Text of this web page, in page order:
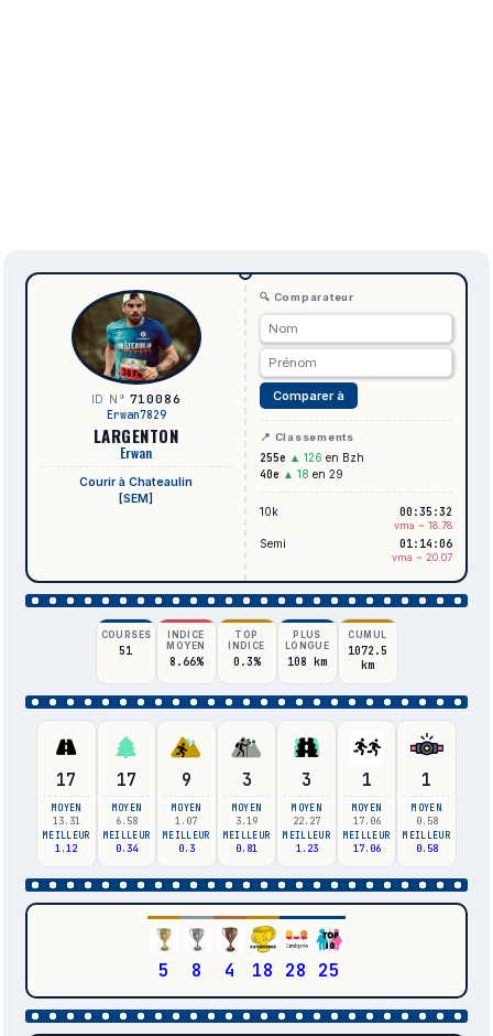
ID N° 710086
Erwan7829
LARGENTON
Erwan
Courir à Chateaulin
[SEM]
🔍 Comparateur
Comparer à
📍 Classements
255e ▲ 126 en Bzh
40e ▲ 18 en 29
10k 00:35:32
vma ~ 18.78
Semi 01:14:06
vma ~ 20.07
COURSES
51
INDICE
MOYEN
8.66%
TOP
INDICE
0.3%
PLUS
LONGUE
108 km
CUMUL
1072.5
km
17
MOYEN
13.31
MEILLEUR
1.12
17
MOYEN
6.58
MEILLEUR
0.34
9
MOYEN
1.07
MEILLEUR
0.3
3
MOYEN
3.19
MEILLEUR
0.81
3
MOYEN
22.27
MEILLEUR
1.23
1
MOYEN
17.06
MEILLEUR
17.06
1
MOYEN
0.58
MEILLEUR
0.58
5 8 4 18 28 25